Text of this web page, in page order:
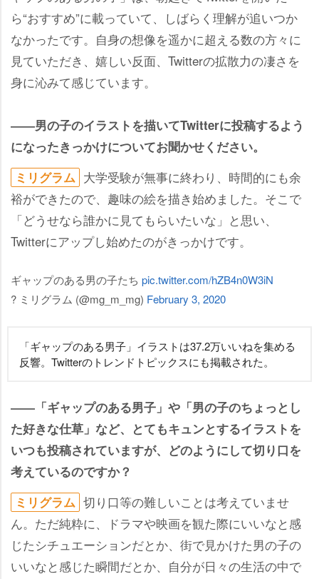
ら“おすすめ”に載っていて、しばらく理解が追いつか
なかったです。自身の想像を遥かに超える数の方々に
見ていただき、嬉しい反面、Twitterの拡散力の凄さを
身に沁みて感じています。
――男の子のイラストを描いてTwitterに投稿するよう
になったきっかけについてお聞かせください。
ミリグラム 大学受験が無事に終わり、時間的にも余
裕ができたので、趣味の絵を描き始めました。そこで
「どうせなら誰かに見てもらいたいな」と思い、
Twitterにアップし始めたのがきっかけです。
ギャップのある男の子たち pic.twitter.com/hZB4n0W3iN
? ミリグラム (@mg_m_mg) February 3, 2020
「ギャップのある男子」イラストは37.2万いいねを集める
反響。Twitterのトレンドトピックスにも掲載された。
――「ギャップのある男子」や「男の子のちょっとし
た好きな仕草」など、とてもキュンとするイラストを
いつも投稿されていますが、どのようにして切り口を
考えているのですか？
ミリグラム 切り口等の難しいことは考えていませ
ん。ただ純粋に、ドラマや映画を観た際にいいなと感
じたシチュエーションだとか、街で見かけた男の子の
いいなと感じた瞬間だとか、自分が日々の生活の中で